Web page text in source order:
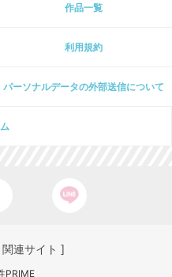
作品一覧
利用規約
パーソナルデータの外部送信について
連サイト ]
PRIME